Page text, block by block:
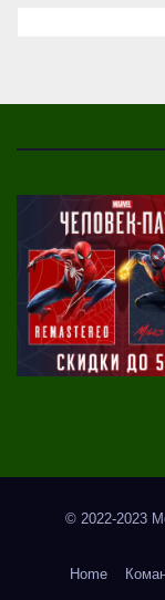
© 2022-2023
Home